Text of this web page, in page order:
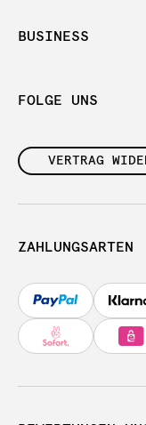
BUSINESS
FOLGE UNS
VERTRAG
ZAHLUNGSARTEN